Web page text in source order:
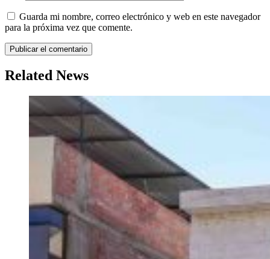
Guarda mi nombre, correo electrónico y web en este navegador
para la próxima vez que comente.
Related News